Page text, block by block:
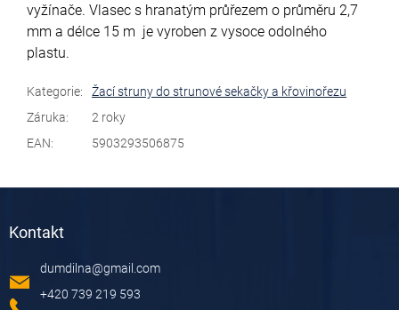
vyžínače. Vlasec s hranatým průřezem o průměru 2,7
mm a délce 15 m je vyroben z vysoce odolného
plastu.
Kategorie:
Žací struny do strunové sekačky a křovinořezu
Záruka:
2 roky
EAN: 5903293506875
Kontakt
dumdilna@gmail.com
+420 739 219 593